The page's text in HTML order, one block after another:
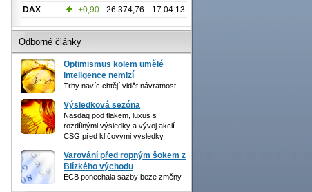
DAX
+0,90 26 374,76 17:04:13
Odborné články
Optimismus kolem umělé
inteligence nemizí
Trhy navíc chtějí vidět návratnost
Výsledková sezóna
Nasdaq pod tlakem, luxus s
rozdílnými výsledky a vývoj akcií
CSG před klíčovými výsledky
Varování před ropným šokem z
Blízkého východu
ECB ponechala sazby beze změny